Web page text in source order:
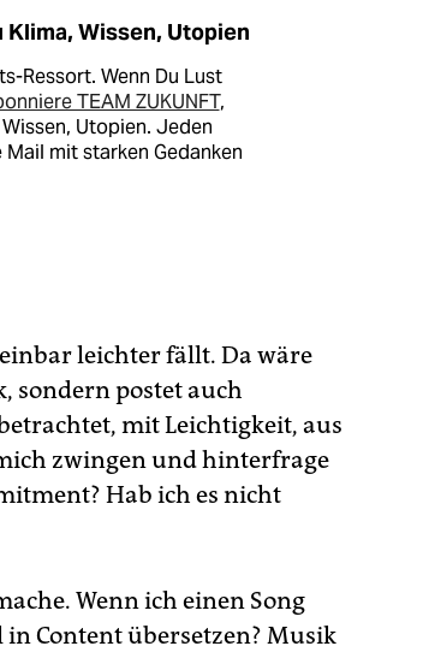
Wissen, Utopien
Ressort. Wenn Du Lust
TEAM ZUKUNFT,
Utopien. Jeden
mit starken Gedanken
leichter fällt. Da wäre
sondern postet auch
mit Leichtigkeit, aus
zwingen und hinterfrage
Hab ich es nicht
Wenn ich einen Song
in Content übersetzen? Musik